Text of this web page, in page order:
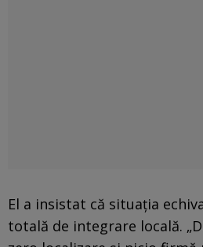
El a insistat că situația
totală de integrare locală.